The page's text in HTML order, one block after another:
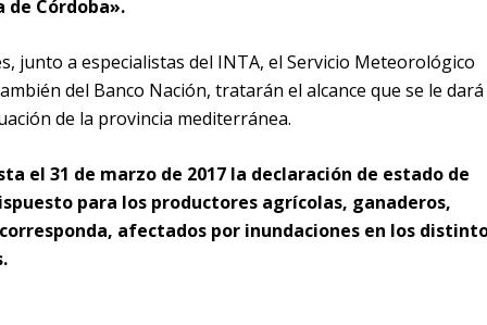
Córdoba».
junto a especialistas del INTA, el Servicio Meteorológico
del Banco Nación, tratarán el alcance que se le
de la provincia mediterránea.
el 31 de marzo de 2017 la declaración de estado de
para los productores agrícolas, ganaderos,
afectados por inundaciones en los